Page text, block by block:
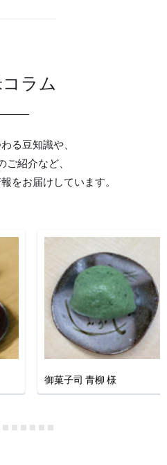
ラム
る豆知識や、
ご紹介など、
をお届けしています。
千本堂 様